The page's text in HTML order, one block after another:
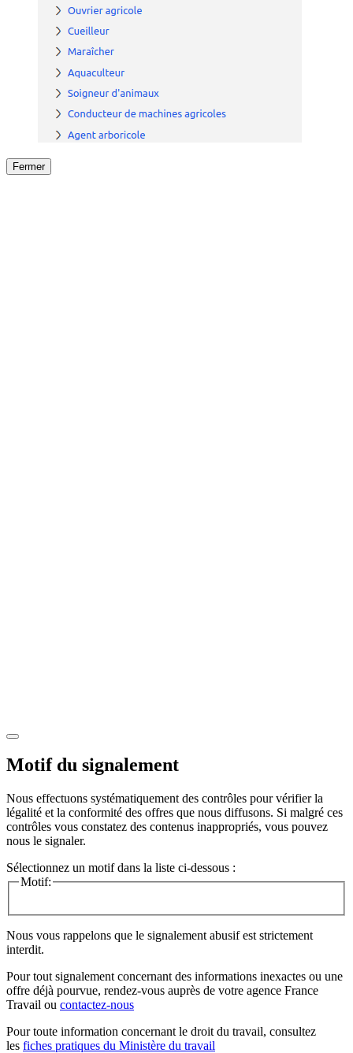
Fermer
Motif du signalement
Nous effectuons systématiquement des contrôles pour vérifier la
légalité et la conformité des offres que nous diffusons. Si malgré ces
contrôles vous constatez des contenus inappropriés, vous pouvez
nous le signaler.
Sélectionnez un motif dans la liste ci-dessous :
Motif:
Nous vous rappelons que le signalement abusif est strictement
interdit.
Pour tout signalement concernant des informations inexactes ou une
offre déjà pourvue, rendez-vous auprès de votre agence France
Travail ou contactez-nous
Pour toute information concernant le droit du travail, consultez
les fiches pratiques du Ministère du travail